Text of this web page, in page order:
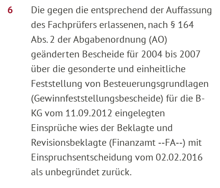
Die gegen die entsprechend der Auffassung
des Fachprüfers erlassenen, nach § 164
Abs. 2 der Abgabenordnung (AO)
geänderten Bescheide für 2004 bis 2007
über die gesonderte und einheitliche
Feststellung von Besteuerungsgrundlagen
(Gewinnfeststellungsbescheide) für die B-
KG vom 11.09.2012 eingelegten
Einsprüche wies der Beklagte und
Revisionsbeklagte (Finanzamt ‑‑FA‑‑) mit
Einspruchsentscheidung vom 02.02.2016
als unbegründet zurück.